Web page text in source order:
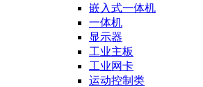
嵌入式一体机
一体机
显示器
工业主板
工业网卡
运动控制类